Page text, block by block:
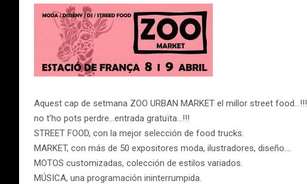
Aquest cap de setmana ZOO URBAN MARKET el millor street food…!!!
no t’ho pots perdre…entrada gratuïta…!!!
STREET FOOD, con la mejor selección de food trucks.
MARKET, con más de 50 expositores moda, ilustradores, diseño….
MOTOS customizadas, colección de estilos variados.
MÚSICA, una programación ininterrumpida.